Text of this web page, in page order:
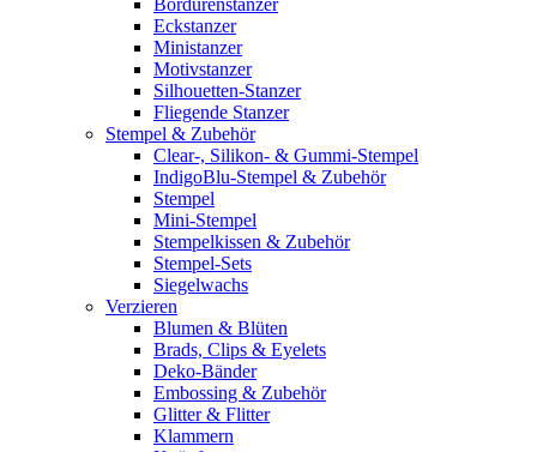
Bordürenstanzer
Eckstanzer
Ministanzer
Motivstanzer
Silhouetten-Stanzer
Fliegende Stanzer
Stempel & Zubehör
Clear-, Silikon- & Gummi-Stempel
IndigoBlu-Stempel & Zubehör
Stempel
Mini-Stempel
Stempelkissen & Zubehör
Stempel-Sets
Siegelwachs
Verzieren
Blumen & Blüten
Brads, Clips & Eyelets
Deko-Bänder
Embossing & Zubehör
Glitter & Flitter
Klammern